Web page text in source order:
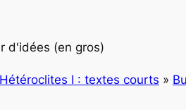
d'idées (en gros)
Hétéroclites I : textes courts »